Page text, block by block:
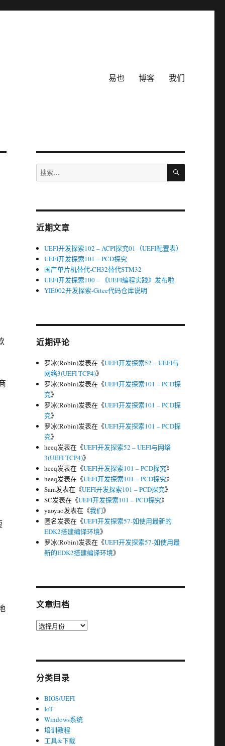
易也 博客 我们
搜
索：
搜
近期文章
UEFI开发探索102 – ACPI探究01（UEFI配置表）
UEFI开发探索101 – PCD探究
国产单片机替代-CH32替代STM32
UEFI开发探索100 – 《UEFI编程实践》发布啦
YIE002开发探索-Gitee代码仓库说明
近期评论
罗冰(Robin)发表在《UEFI开发探索52 – UEFI与
网络3(UEFI TCP4)》
罗冰(Robin)发表在《UEFI开发探索101 – PCD探
究》
罗冰(Robin)发表在《UEFI开发探索101 – PCD探
究》
罗冰(Robin)发表在《UEFI开发探索101 – PCD探
究》
heeq发表在《UEFI开发探索52 – UEFI与网络
3(UEFI TCP4)》
heeq发表在《UEFI开发探索101 – PCD探究》
heeq发表在《UEFI开发探索101 – PCD探究》
Sam发表在《UEFI开发探索101 – PCD探究》
SC发表在《UEFI开发探索101 – PCD探究》
yaoyao发表在《我们》
匿名发表在《UEFI开发探索57-如使用最新的
EDK2搭建编译环境》
罗冰(Robin)发表在《UEFI开发探索57-如使用最
新的EDK2搭建编译环境》
文章归档
文
分类目录
BIOS/UEFI
IoT
Windows系统
培训教程
工具&下载